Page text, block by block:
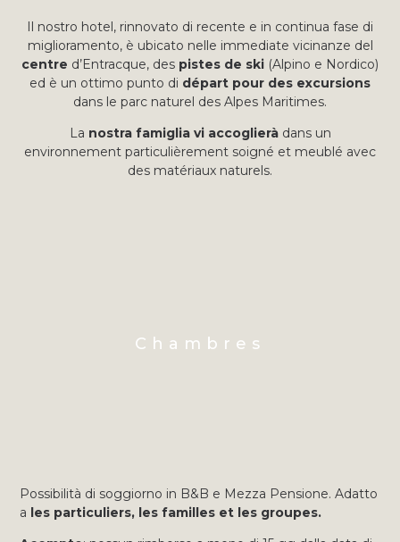
Il nostro hotel, rinnovato di recente e in continua fase di
miglioramento, è ubicato nelle immediate vicinanze del
centre d’Entracque, des pistes de ski (Alpino e Nordico)
ed è un ottimo punto di départ pour des excursions
dans le parc naturel des Alpes Maritimes.
La nostra famiglia vi accoglieràdans un
environnement particulièrement soigné et meublé avec
des matériaux naturels.
Chambres
Possibilità di soggiorno in B&B e Mezza Pensione. Adatto
a les particuliers, les familles et les groupes.